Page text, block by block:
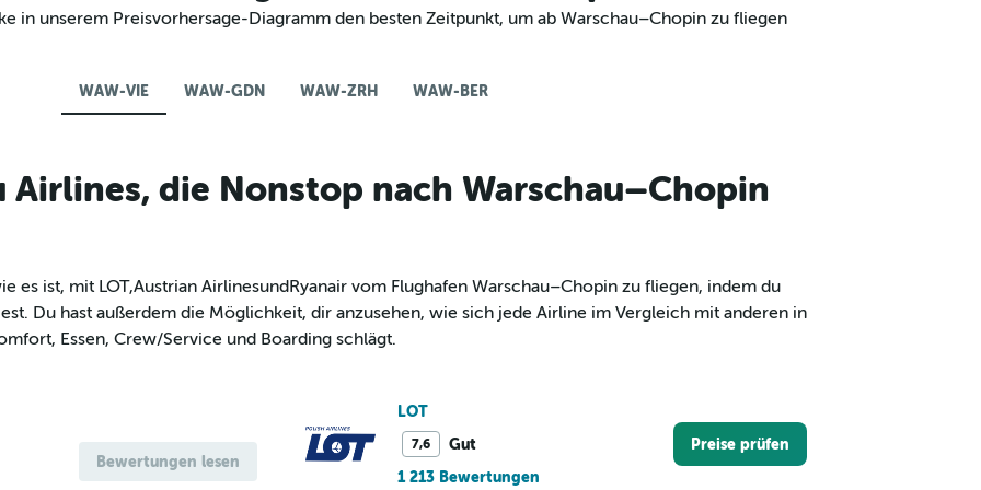
in unserem Preisvorhersage-Diagramm den besten Zeitpunkt, um ab Warschau–Chopin zu fliegen
WAW-VIE WAW-GDN WAW-ZRH WAW-BER
Airlines, die Nonstop nach Warschau–Chopin
es ist, mit LOT,Austrian AirlinesundRyanair vom Flughafen Warschau–Chopin zu fliegen, indem du
Du hast außerdem die Möglichkeit, dir anzusehen, wie sich jede Airline im Vergleich mit anderen in
Essen, Crew/Service und Boarding schlägt.
Bewertungen lesen
LOT
7,6
Gut
1 213 Bewertungen
Preise prüfen